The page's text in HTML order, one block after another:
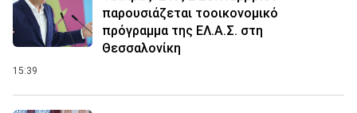
παρουσιάζεται τοοικονομικό
πρόγραμμα της ΕΛ.Α.Σ. στη
Θεσσαλονίκη
15:39